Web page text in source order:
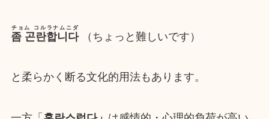
좀 곤란합니다
チョム コルラナムニダ
（ちょっと難しいです）
と柔らかく断る文化的用法もあります。